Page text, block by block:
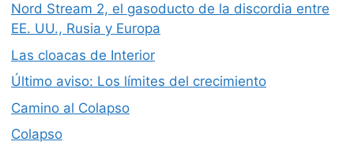
Nord Stream 2, el gasoducto de la discordia entre
EE. UU., Rusia y Europa
Las cloacas de Interior
Último aviso: Los límites del crecimiento
Camino al Colapso
Colapso